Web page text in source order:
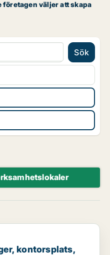
företagen väljer att skapa
Sök
restauranglokal,
kontorsplats,